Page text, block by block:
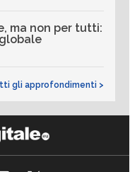
ma non per tutti:
gli approfondimenti >